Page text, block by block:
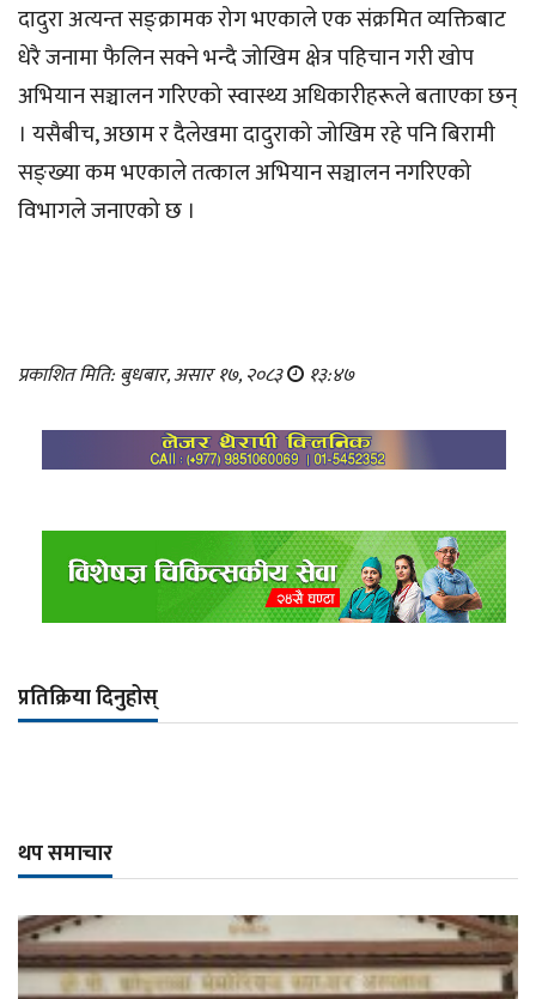
दादुरा अत्यन्त सङ्क्रामक रोग भएकाले एक संक्रमित व्यक्तिबाट
धेरै जनामा फैलिन सक्ने भन्दै जोखिम क्षेत्र पहिचान गरी खोप
अभियान सञ्चालन गरिएको स्वास्थ्य अधिकारीहरूले बताएका छन्
। यसैबीच, अछाम र दैलेखमा दादुराको जोखिम रहे पनि बिरामी
सङ्ख्या कम भएकाले तत्काल अभियान सञ्चालन नगरिएको
विभागले जनाएको छ ।
प्रकाशित मिति: बुधबार, असार १७, २०८३ १३:४७
प्रतिक्रिया दिनुहोस्
थप समाचार